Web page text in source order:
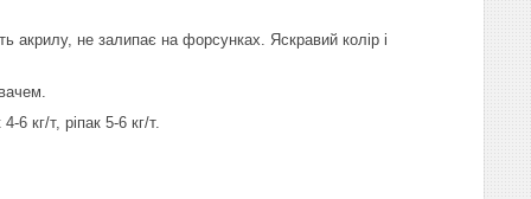
акрилу, не залипає на форсунках. Яскравий колір і
кг/т, ріпак 5-6 кг/т.